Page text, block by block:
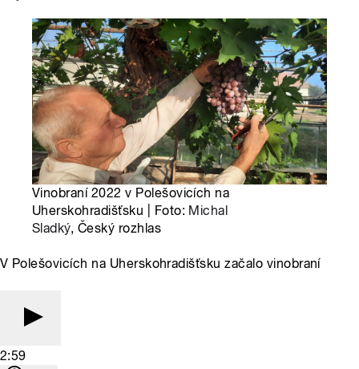
Vinobraní 2022 v Polešovicích na
Uherskohradišťsku | Foto: Michal
Sladký, Český rozhlas
V Polešovicích na Uherskohradišťsku začalo vinobraní
2:59